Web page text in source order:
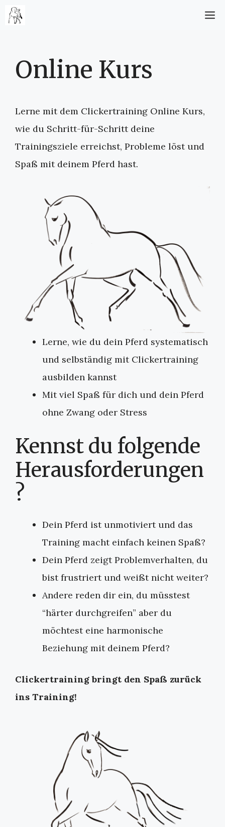
Skip
to
Online Kurs
Lerne mit dem Clickertraining Online Kurs,
wie du Schritt-für-Schritt deine
Trainingsziele erreichst, Probleme löst und
Spaß mit deinem Pferd hast.
Lerne, wie du dein Pferd systematisch
und selbständig mit Clickertraining
ausbilden kannst
Mit viel Spaß für dich und dein Pferd
ohne Zwang oder Stress
Kennst du folgende
Herausforderungen
?
Dein Pferd ist unmotiviert und das
Training macht einfach keinen Spaß?
Dein Pferd zeigt Problemverhalten, du
bist frustriert und weißt nicht weiter?
Andere reden dir ein, du müsstest
“härter durchgreifen” aber du
möchtest eine harmonische
Beziehung mit deinem Pferd?
Clickertraining bringt den Spaß zurück
ins Training!